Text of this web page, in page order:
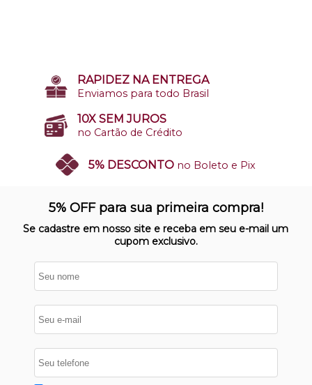
RAPIDEZ NA ENTREGA
Enviamos para todo Brasil
10X SEM JUROS
no Cartão de Crédito
5% DESCONTO no Boleto e Pix
Nosso site opera em ambiente
protegido
5% OFF para sua primeira compra!
Se cadastre em nosso site e receba em seu e-mail um
cupom exclusivo.